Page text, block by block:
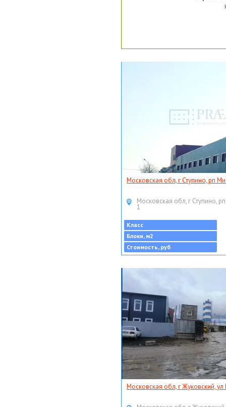
Московская обл, г Ступино, рп
Московская обл, г Ступино,
1
Класс
Блоки, м2
Стоимость, руб
Московская обл, г Жуковский,